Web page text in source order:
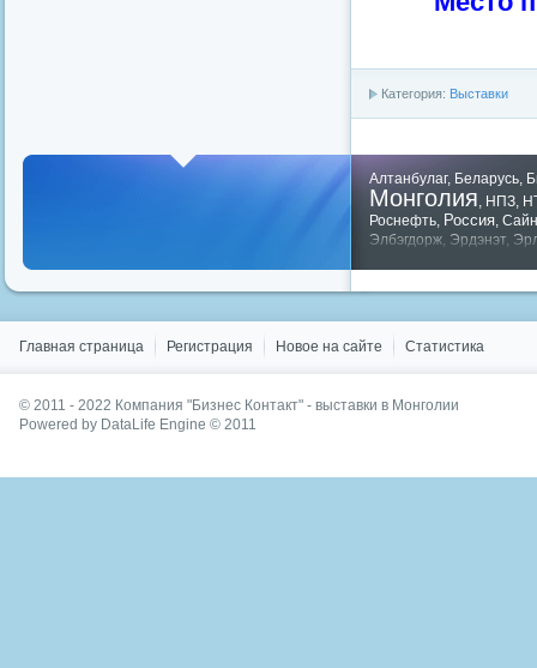
Категория: Выставки
Алтанбулаг, Беларусь,
Монголия, НПЗ,
Роснефть, Россия,
Элбэгдорж, Эрдэнэт,
Главная страница Регистрация Новое на сайте Статистика
© 2011 - 2022 Компания "Бизнес Контакт" - выставки в Монголии
Powered by DataLife Engine © 2011